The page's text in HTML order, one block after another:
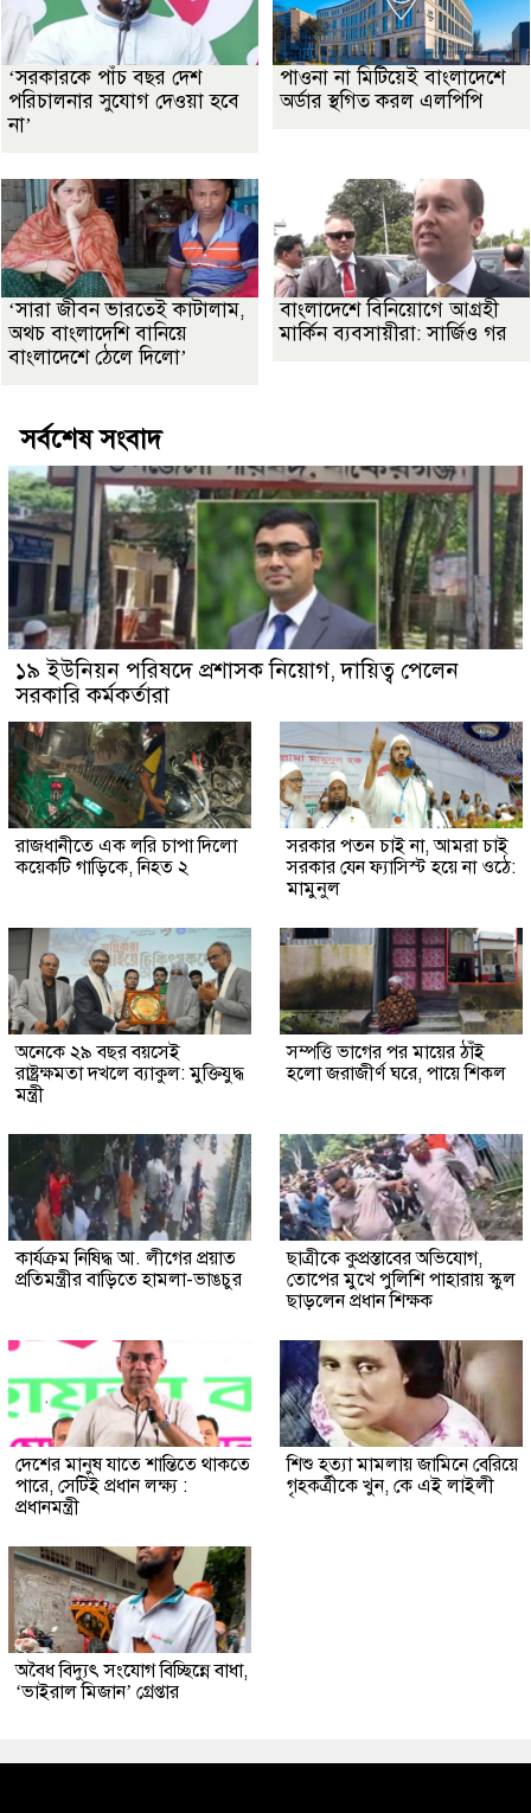
‘সরকারকে পাঁচ বছর দেশ
পরিচালনার সুযোগ দেওয়া হবে
না’
পাওনা না মিটিয়েই বাংলাদেশে
অর্ডার স্থগিত করল এলপিপি
‘সারা জীবন ভারতেই কাটালাম,
অথচ বাংলাদেশি বানিয়ে
বাংলাদেশে ঠেলে দিলো’
বাংলাদেশে বিনিয়োগে আগ্রহী
মার্কিন ব্যবসায়ীরা: সার্জিও গর
সর্বশেষ সংবাদ
১৯ ইউনিয়ন পরিষদে প্রশাসক নিয়োগ, দায়িত্ব পেলেন
সরকারি কর্মকর্তারা
রাজধানীতে এক লরি চাপা দিলো
কয়েকটি গাড়িকে, নিহত ২
সরকার পতন চাই না, আমরা চাই
সরকার যেন ফ্যাসিস্ট হয়ে না ওঠে:
মামুনুল
অনেকে ২৯ বছর বয়সেই
রাষ্ট্রক্ষমতা দখলে ব্যাকুল: মুক্তিযুদ্ধ
মন্ত্রী
সম্পত্তি ভাগের পর মায়ের ঠাঁই
হলো জরাজীর্ণ ঘরে, পায়ে শিকল
কার্যক্রম নিষিদ্ধ আ. লীগের প্রয়াত
প্রতিমন্ত্রীর বাড়িতে হামলা-ভাঙচুর
ছাত্রীকে কুপ্রস্তাবের অভিযোগ,
তোপের মুখে পুলিশি পাহারায় স্কুল
ছাড়লেন প্রধান শিক্ষক
দেশের মানুষ যাতে শান্তিতে থাকতে
পারে, সেটিই প্রধান লক্ষ্য :
প্রধানমন্ত্রী
শিশু হত্যা মামলায় জামিনে বেরিয়ে
গৃহকর্ত্রীকে খুন, কে এই লাইলী
অবৈধ বিদ্যুৎ সংযোগ বিচ্ছিন্নে বাধা,
‘ভাইরাল মিজান’ গ্রেপ্তার